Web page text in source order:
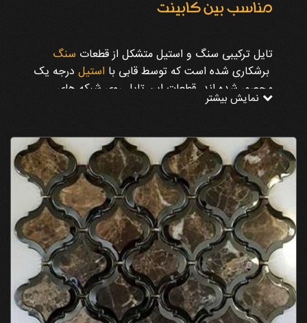
مناسب بین کابینت
تایل ترکیبی سنگ و استیل متشکل از قطعات سنگ
برشکاری شده است که توسط قابی با استیل درجه یک
محصور شده اند. قطعات این تایل روی شبکه های
توری شکل، مونتاژ شده و قابلیت انعطاف پذیری دارند.
به راحتی قابل نصب می باشد.
بُرش تایل سنگ و استیل
جهت برش تایل های سنگ استیل می توانید توری آن را بوسیله
«کاتر» برش داده یا با «مینی فرز» قطعات آن را
برشکاری نمائید.
نمایش بیشتر